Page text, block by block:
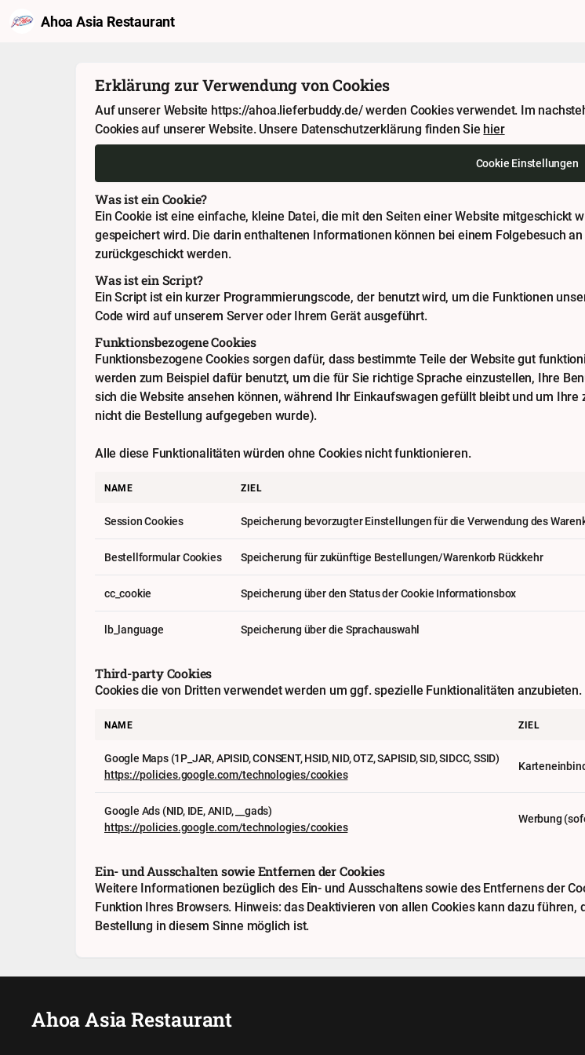
Ahoa Asia Restaurant
Erklärung zur Verwendung von Cookies
Auf unserer Website https://ahoa.lieferbuddy.de/ werden Cookies verwendet. Im
Cookies auf unserer Website. Unsere Datenschutzerklärung finden Sie hier
Cookie Einstellungen
Was ist ein Cookie?
Ein Cookie ist eine einfache, kleine Datei, die mit den Seiten einer Website
gespeichert wird. Die darin enthaltenen Informationen können bei einem Folgebesuch
zurückgeschickt werden.
Was ist ein Script?
Ein Script ist ein kurzer Programmierungscode, der benutzt wird, um die Funktionen
Code wird auf unserem Server oder Ihrem Gerät ausgeführt.
Funktionsbezogene Cookies
Funktionsbezogene Cookies sorgen dafür, dass bestimmte Teile der Website gut
werden zum Beispiel dafür benutzt, um die für Sie richtige Sprache einzustellen, Ihre
sich die Website ansehen können, während Ihr Einkaufswagen gefüllt bleibt und um
nicht die Bestellung aufgegeben wurde).
Alle diese Funktionalitäten würden ohne Cookies nicht funktionieren.
NAME ZIEL
Session Cookies Speicherung bevorzugter Einstellungen für die Verwendung des
Bestellformular Cookies Speicherung für zukünftige Bestellungen/Warenkorb Rückkehr
cc_cookie Speicherung über den Status der Cookie Informationsbox
lb_language Speicherung über die Sprachauswahl
Third-party Cookies
Cookies die von Dritten verwendet werden um ggf. spezielle Funktionalitäten anzubieten.
NAME ZIEL
Google Maps (1P_JAR, APISID, CONSENT, HSID, NID, OTZ, SAPISID, SID, SIDCC, SSID)
https://policies.google.com/technologies/cookies
Google Ads (NID, IDE, ANID, __gads)
https://policies.google.com/technologies/cookies
Werbung
Ein- und Ausschalten sowie Entfernen der Cookies
Weitere Informationen bezüglich des Ein- und Ausschaltens sowie des Entfernens der
Funktion Ihres Browsers. Hinweis: das Deaktivieren von allen Cookies kann dazu
Bestellung in diesem Sinne möglich ist.
Ahoa Asia Restaurant